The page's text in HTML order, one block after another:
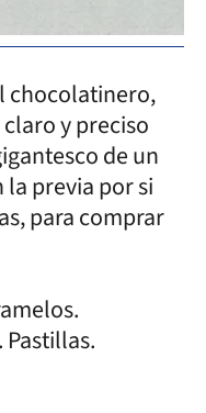
chocolatinero,
y preciso
de un
previa por si
para comprar